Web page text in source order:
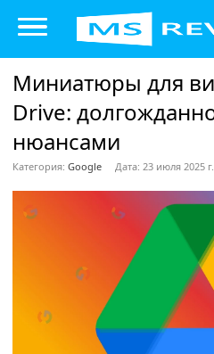
Миниатюры для
Drive:
нюансами
Категория: Google Дата: 23 июля 2025